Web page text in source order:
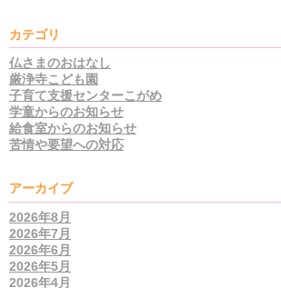
カテゴリ
仏さまのおはなし
厳浄寺こども園
子育て支援センターこがめ
学童からのお知らせ
給食室からのお知らせ
苦情や要望への対応
アーカイブ
2026年8月
2026年7月
2026年6月
2026年5月
2026年4月